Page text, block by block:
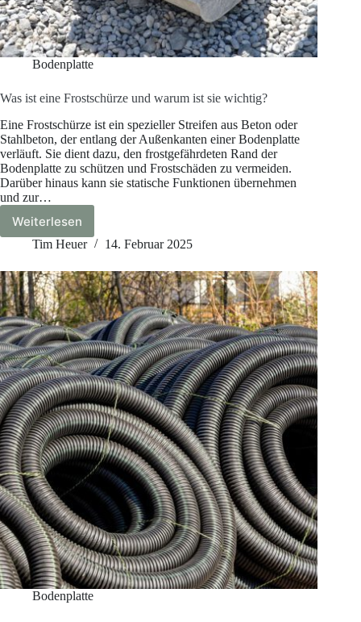
Bodenplatte
Was ist eine Frostschürze und warum ist sie wichtig?
Eine Frostschürze ist ein spezieller Streifen aus Beton oder
Stahlbeton, der entlang der Außenkanten einer Bodenplatte
verläuft. Sie dient dazu, den frostgefährdeten Rand der
Bodenplatte zu schützen und Frostschäden zu vermeiden.
Darüber hinaus kann sie statische Funktionen übernehmen
und zur…
Weiterlesen
Was
ist
Frostschürze
und
warum
ist
sie
wichtig?
Tim Heuer 14. Februar 2025
Bodenplatte